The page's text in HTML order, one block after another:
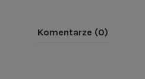
Komentarze (0)